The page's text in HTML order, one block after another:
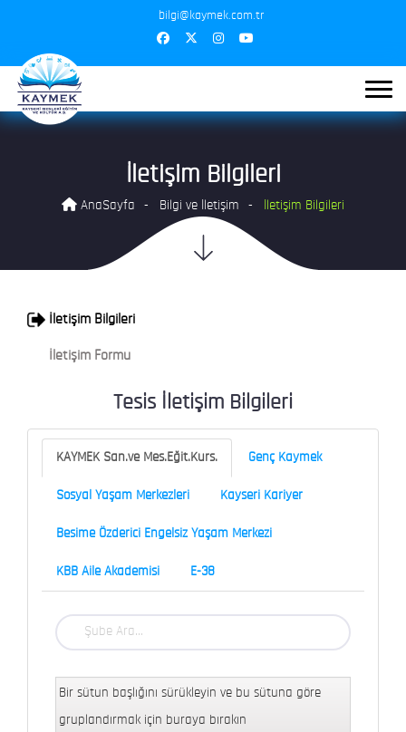
bilgi@kaymek.com.tr
İletişim Bilgileri
AnaSayfa Bilgi ve İletişim İletişim Bilgileri
İletişim Bilgileri
İletişim Formu
Tesis İletişim Bilgileri
KAYMEK San.ve Mes.Eğit.Kurs. Genç Kaymek
Sosyal Yaşam Merkezleri Kayseri Kariyer
Besime Özderici Engelsiz Yaşam Merkezi
KBB Aile Akademisi E-38
Bir sütun başlığını sürükleyin ve bu sütuna göre
gruplandırmak için buraya bırakın